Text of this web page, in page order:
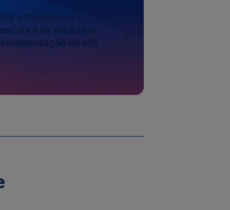
atrasado ou
se você tem
de até